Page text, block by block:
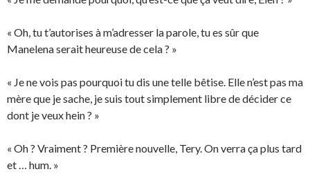
« Oh, tu t’autorises à m’adresser la parole, tu es sûr que
Manelena serait heureuse de cela ? »
« Je ne vois pas pourquoi tu dis une telle bêtise. Elle n’est pas ma
mère que je sache, je suis tout simplement libre de décider ce
dont je veux hein ? »
« Oh ? Vraiment ? Première nouvelle, Tery. On verra ça plus tard
et … hum. »